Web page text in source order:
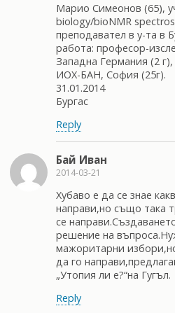
Марио Симеонов (65),
biology/bioNMR
преподавател в у-та в
работа: професор-
Западна Германия (2
ИОХ-БАН, София (25г).
31.01.2014
Бургас
Reply
Бай Иван
2014-03-21
Хубаво е да се знае
направи,но също така
се
решение на
мажоритарни
да го
„Утопия ли е?“на Гугъл.
Reply